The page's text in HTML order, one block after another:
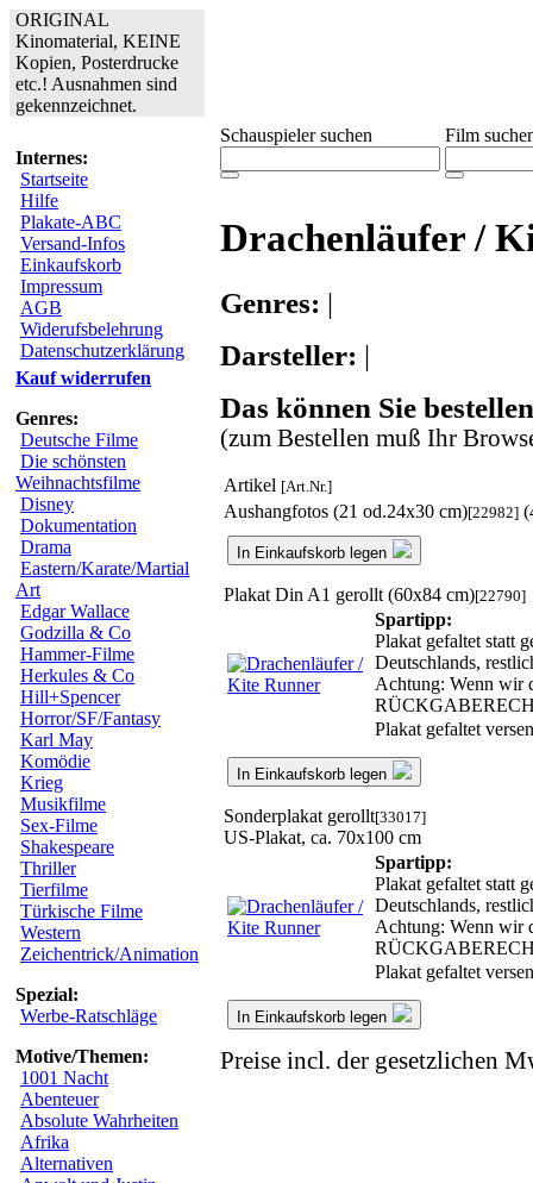
ORIGINAL
Kinomaterial, KEINE
Kopien, Posterdrucke
etc.! Ausnahmen sind
gekennzeichnet.
Internes:
Startseite
Hilfe
Plakate-ABC
Versand-Infos
Einkaufskorb
Impressum
AGB
Widerufsbelehrung
Datenschutzerklärung
Kauf widerrufen
Genres:
Deutsche Filme
Die schönsten
Weihnachtsfilme
Disney
Dokumentation
Drama
Eastern/Karate/Martial
Art
Edgar Wallace
Godzilla & Co
Hammer-Filme
Herkules & Co
Hill+Spencer
Horror/SF/Fantasy
Karl May
Komödie
Krieg
Musikfilme
Sex-Filme
Shakespeare
Thriller
Tierfilme
Türkische Filme
Western
Zeichentrick/Animation
Spezial:
Werbe-Ratschläge
Motive/Themen:
1001 Nacht
Abenteuer
Absolute Wahrheiten
Afrika
Alternativen
Schauspieler suchen Film
Drachenläufer /
Genres: |
Darsteller: |
Das können Sie
(zum Bestellen muß Ihr
Artikel [Art.Nr.]
Aushangfotos (21 od.24x30 cm)[22982]
In Einkaufskorb legen
Plakat Din A1 gerollt (60x84 cm)[22790]
Spartipp:
Plakat gefaltet statt
Deutschlands,
Achtung: Wenn wir
Plakat gefaltet
In Einkaufskorb legen
Sonderplakat gerollt[33017]
US-Plakat, ca. 70x100 cm
Spartipp:
Plakat gefaltet statt
Deutschlands,
Achtung: Wenn wir
Plakat gefaltet
In Einkaufskorb legen
Preise incl. der gesetzlichen